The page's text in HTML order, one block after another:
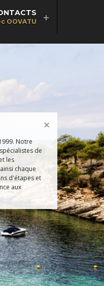
OOVATU
Notre
de
les
chaque
d'étapes et
aux